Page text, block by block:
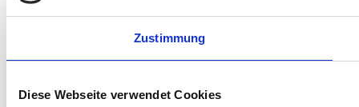
Zustimmung
Diese Webseite verwendet Cookies